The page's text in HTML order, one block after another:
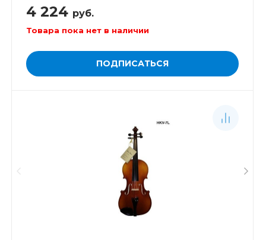
4 224 руб.
Товара пока нет в наличии
ПОДПИСАТЬСЯ